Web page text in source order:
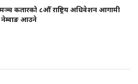
मञ्च कतारको ८औँ राष्ट्रिय अधिवेशन आगामी
नेम्वाङ आउने